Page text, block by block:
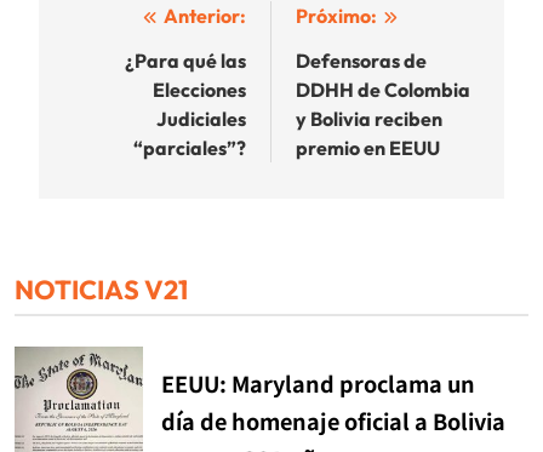
Navegación
entradas
Anterior:
¿Para qué las
Elecciones
Judiciales
“parciales”?
Próximo:
Defensoras de
DDHH de Colombia
y Bolivia reciben
premio en EEUU
NOTICIAS V21
EEUU: Maryland proclama un
día de homenaje oficial a Bolivia